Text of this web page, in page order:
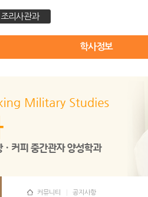
조리사관과
학사정보
커뮤니티 공지사항